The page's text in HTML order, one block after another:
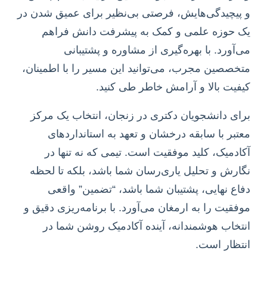
و پیچیدگی‌هایش، فرصتی بی‌نظیر برای عمیق شدن در
یک حوزه علمی و کمک به پیشرفت دانش فراهم
می‌آورد. با بهره‌گیری از مشاوره و پشتیبانی
متخصصین مجرب، می‌توانید این مسیر را با اطمینان،
کیفیت بالا و آرامش خاطر طی کنید.
برای دانشجویان دکتری در زنجان، انتخاب یک مرکز
معتبر با سابقه درخشان و تعهد به استانداردهای
آکادمیک، کلید موفقیت است. تیمی که نه تنها در
نگارش و تحلیل یاری‌رسان شما باشد، بلکه تا لحظه
دفاع نهایی، پشتیبان شما باشد، “تضمین” واقعی
موفقیت را به ارمغان می‌آورد. با برنامه‌ریزی دقیق و
انتخاب هوشمندانه، آینده آکادمیک روشن شما در
انتظار است.